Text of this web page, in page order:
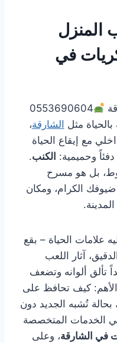
المنزل
في
0553690604
الشارقة،
مع إيقاع الحياة
دفئاً وحميمية: الكنب.
بل هو مسرح
الكرام، ومكان
علامات الحياة – بقع
آثار اللعب
تألق ألوانه وتضعف
كيف تحافظ على
تُشبه الجديد دون
الخدمات المتخصصة
في الشارقة، وعلى